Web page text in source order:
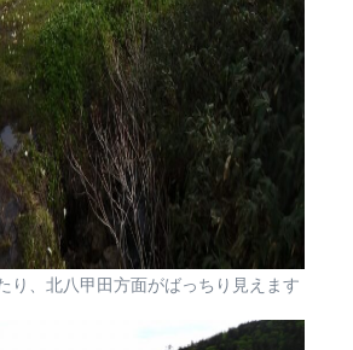
り、北八甲田方面がばっちり見えます